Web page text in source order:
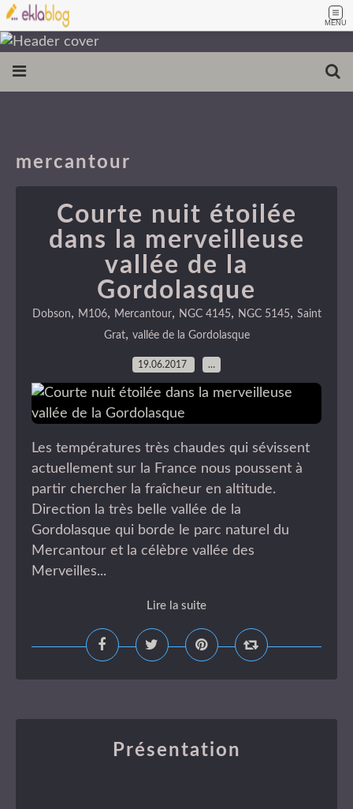
MENU
mercantour
Courte nuit étoilée
dans la merveilleuse
vallée de la
Gordolasque
Dobson, M106, Mercantour, NGC 4145, NGC 5145, Saint
Grat, vallée de la Gordolasque
19.06.2017 …
Les températures très chaudes qui sévissent
actuellement sur la France nous poussent à
partir chercher la fraîcheur en altitude.
Direction la très belle vallée de la
Gordolasque qui borde le parc naturel du
Mercantour et la célèbre vallée des
Merveilles...
Lire la suite
Présentation